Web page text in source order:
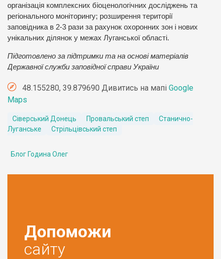
організація комплексних біоценологічних досліджень та
регіонального моніторингу; розширення території
заповідника в 2-3 рази за рахунок охоронних зон і нових
унікальних ділянок у межах Луганської області.
Підготовлено за підтримки та на основі матеріалів
Державної служби заповідної справи України
48.155280, 39.879690 Дивитись на мапі Google
Maps
Сіверський Донець Провальський степ
Станично-
Луганське
Стрільцівський степ
Блог Година Олег
Допоможи
сайту